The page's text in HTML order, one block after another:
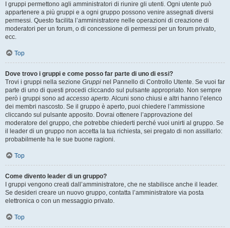
I gruppi permettono agli amministratori di riunire gli utenti. Ogni utente può
appartenere a più gruppi e a ogni gruppo possono venire assegnati diversi
permessi. Questo facilita l’amministratore nelle operazioni di creazione di
moderatori per un forum, o di concessione di permessi per un forum privato,
ecc.
Top
Dove trovo i gruppi e come posso far parte di uno di essi?
Trovi i gruppi nella sezione Gruppi nel Pannello di Controllo Utente. Se vuoi far
parte di uno di questi procedi cliccando sul pulsante appropriato. Non sempre
però i gruppi sono ad accesso aperto. Alcuni sono chiusi e altri hanno l’elenco
dei membri nascosto. Se il gruppo è aperto, puoi chiedere l’ammissione
cliccando sul pulsante apposito. Dovrai ottenere l’approvazione del
moderatore del gruppo, che potrebbe chiederti perché vuoi unirti al gruppo. Se
il leader di un gruppo non accetta la tua richiesta, sei pregato di non assillarlo:
probabilmente ha le sue buone ragioni.
Top
Come divento leader di un gruppo?
I gruppi vengono creati dall’amministratore, che ne stabilisce anche il leader.
Se desideri creare un nuovo gruppo, contatta l’amministratore via posta
elettronica o con un messaggio privato.
Top